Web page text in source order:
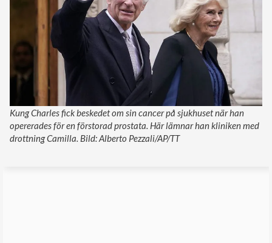
Kung Charles fick beskedet om sin cancer på sjukhuset när han
opererades för en förstorad prostata. Här lämnar han kliniken med
drottning Camilla. Bild: Alberto Pezzali/AP/TT